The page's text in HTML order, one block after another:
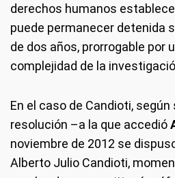
derechos humanos
puede permanecer detenida
de dos años, prorrogable por
complejidad de la
En el caso de Candioti,
resolución –a la que accedió
noviembre de 2012 se
Alberto Julio Candioti,